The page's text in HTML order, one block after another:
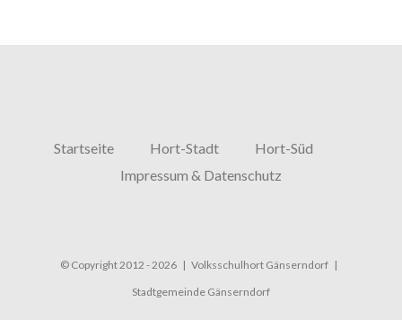
Startseite Hort-Stadt
Hort-Süd
Impressum & Datenschutz
© Copyright 2012 -2026 | Volksschulhort Gänserndorf |
Stadtgemeinde Gänserndorf